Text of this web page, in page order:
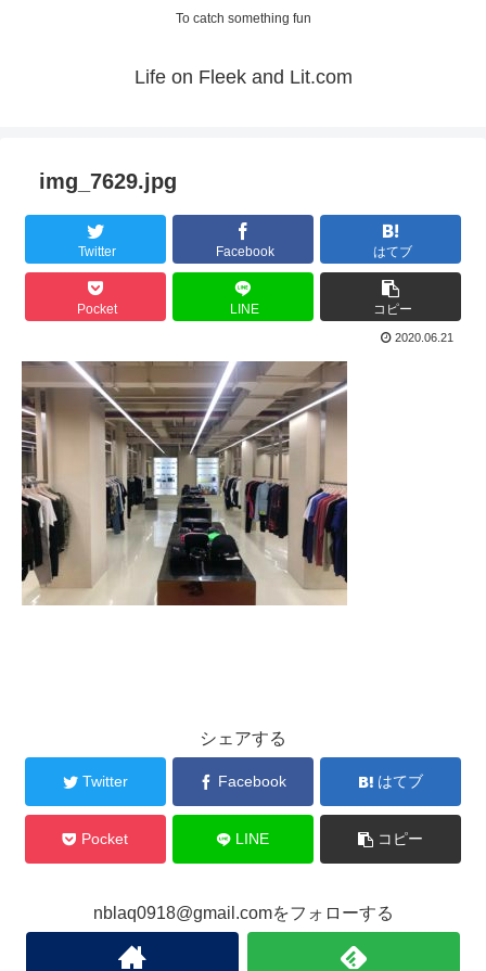
To catch something fun
Life on Fleek and Lit.com
img_7629.jpg
Twitter Facebook はてブ
Pocket LINE コピー
2020.06.21
シェアする
Twitter Facebook はてブ
Pocket LINE コピー
nblaq0918@gmail.comをフォローする